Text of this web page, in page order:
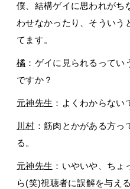
僕、結構ゲイに思われがち
わせなかったり、そういう
てます。
橘 ：ゲイに見られるってい
ですか？
元神先生 ：よくわからな
川村 ：筋肉とかがある方
る。
元神先生 ：いやいや、ち
ら(笑)視聴者に誤解を与え